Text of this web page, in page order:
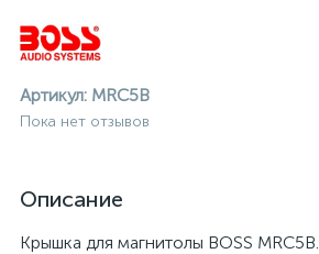
Артикул: MRC5B
Пока нет отзывов
Описание
Крышка для магнитолы BOSS MRC5B.